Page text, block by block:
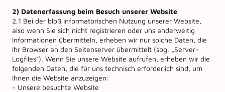
2) Datenerfassung beim Besuch unserer Website
2.1 Bei der bloß informatorischen Nutzung unserer Website,
also wenn Sie sich nicht registrieren oder uns anderweitig
Informationen übermitteln, erheben wir nur solche Daten, die
Ihr Browser an den Seitenserver übermittelt (sog. „Server-
Logfiles“). Wenn Sie unsere Website aufrufen, erheben wir die
folgenden Daten, die für uns technisch erforderlich sind, um
Ihnen die Website anzuzeigen:
- Unsere besuchte Website